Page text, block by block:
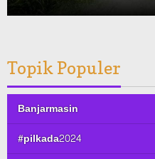
Topik Populer
Banjarmasin
#pilkada2024